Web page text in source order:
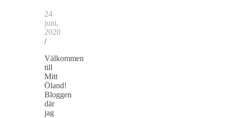
24
juni,
2020
/
Välkommen
till
Mitt
Öland!
Bloggen
där
jag